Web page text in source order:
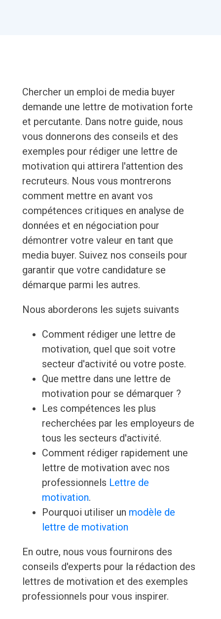
Chercher un emploi de media buyer
demande une lettre de motivation forte
et percutante. Dans notre guide, nous
vous donnerons des conseils et des
exemples pour rédiger une lettre de
motivation qui attirera l'attention des
recruteurs. Nous vous montrerons
comment mettre en avant vos
compétences critiques en analyse de
données et en négociation pour
démontrer votre valeur en tant que
media buyer. Suivez nos conseils pour
garantir que votre candidature se
démarque parmi les autres.
Nous aborderons les sujets suivants
Comment rédiger une lettre de
motivation, quel que soit votre
secteur d'activité ou votre poste.
Que mettre dans une lettre de
motivation pour se démarquer ?
Les compétences les plus
recherchées par les employeurs de
tous les secteurs d'activité.
Comment rédiger rapidement une
lettre de motivation avec nos
professionnels Lettre de
motivation.
Pourquoi utiliser un modèle de
lettre de motivation
En outre, nous vous fournirons des
conseils d'experts pour la rédaction des
lettres de motivation et des exemples
professionnels pour vous inspirer.